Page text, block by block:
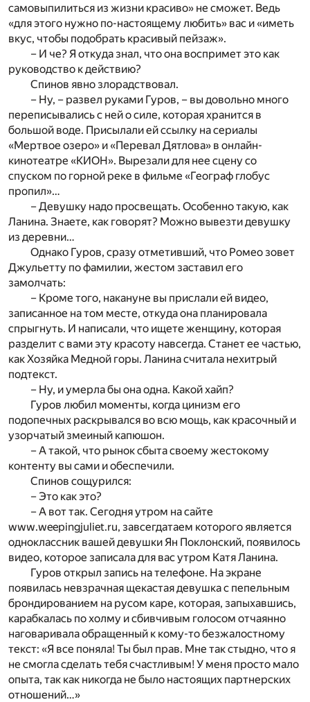
самовыпилиться из жизни красиво» не сможет. Ведь
«для этого нужно по-настоящему любить» вас и «иметь
вкус, чтобы подобрать красивый пейзаж».
– И че? Я откуда знал, что она воспримет это как
руководство к действию?
Спинов явно злорадствовал.
– Ну, – развел руками Гуров, – вы довольно много
переписывались с ней о силе, которая хранится в
большой воде. Присылали ей ссылку на сериалы
«Мертвое озеро» и «Перевал Дятлова» в онлайн-
кинотеатре «КИОН». Вырезали для нее сцену со
спуском по горной реке в фильме «Географ глобус
пропил»…
– Девушку надо просвещать. Особенно такую, как
Ланина. Знаете, как говорят? Можно вывезти девушку
из деревни…
Однако Гуров, сразу отметивший, что Ромео зовет
Джульетту по фамилии, жестом заставил его
замолчать:
– Кроме того, накануне вы прислали ей видео,
записанное на том месте, откуда она планировала
спрыгнуть. И написали, что ищете женщину, которая
разделит с вами эту красоту навсегда. Станет ее частью,
как Хозяйка Медной горы. Ланина считала нехитрый
подтекст.
– Ну, и умерла бы она одна. Какой хайп?
Гуров любил моменты, когда цинизм его
подопечных раскрывался во всю мощь, как красочный и
узорчатый змеиный капюшон.
– А такой, что рынок сбыта своему жестокому
контенту вы сами и обеспечили.
Спинов сощурился:
– Это как это?
– А вот так. Сегодня утром на сайте
www.weepingjuliet.ru, завсегдатаем которого является
одноклассник вашей девушки Ян Поклонский, появилось
видео, которое записала для вас утром Катя Ланина.
Гуров открыл запись на телефоне. На экране
появилась невзрачная щекастая девушка с пепельным
брондированием на русом каре, которая, запыхавшись,
карабкалась по холму и сбивчивым голосом отчаянно
наговаривала обращенный к кому-то безжалостному
текст: «Я все поняла! Ты был прав. Мне так стыдно, что я
не смогла сделать тебя счастливым! У меня просто мало
опыта, так как никогда не было настоящих партнерских
отношений…»